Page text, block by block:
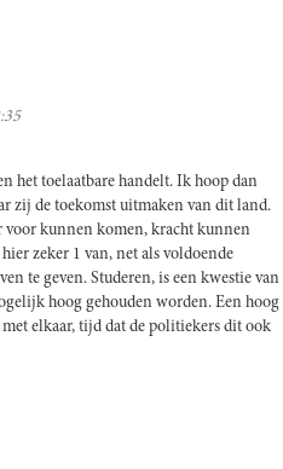
het toelaatbare handelt. Ik hoop dan
zij de toekomst uitmaken van dit land.
voor kunnen komen, kracht kunnen
zeker 1 van, net als voldoende
te geven. Studeren, is een kwestie van
hoog gehouden worden. Een hoog
elkaar, tijd dat de politiekers dit ook